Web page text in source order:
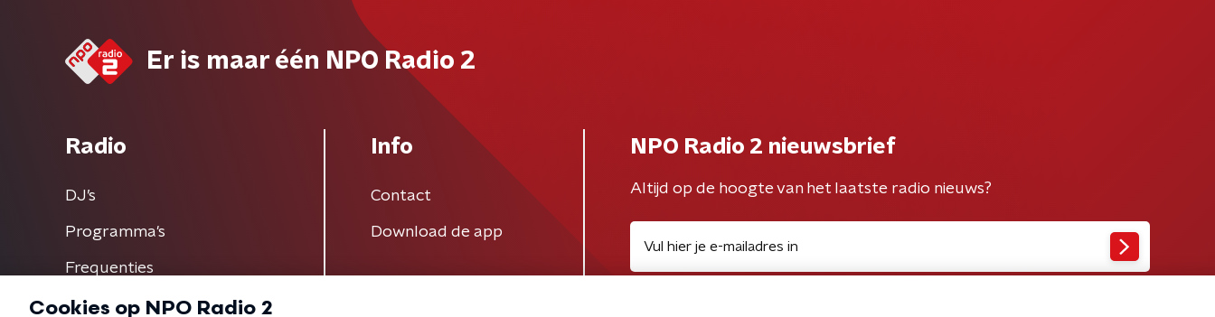
Er is maar één NPO Radio 2
Radio
DJ’s
Programma's
Frequenties
Info
Contact
Download de app
NPO Radio 2 nieuwsbrief
Altijd op de hoogte van het laatste radio nieuws?